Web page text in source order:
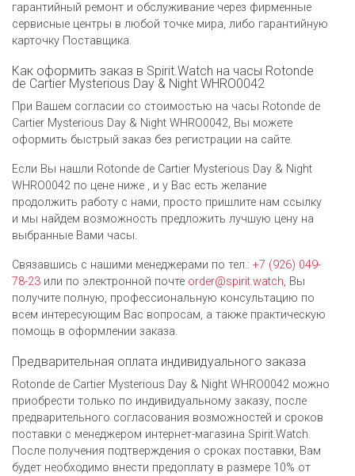
гарантийный ремонт и обслуживание через фирменные
сервисные центры в любой точке мира, либо гарантийную
карточку Поставщика.
Как оформить заказ в Spirit.Watch на часы Rotonde
de Cartier Mysterious Day & Night WHRO0042
При Вашем согласии со стоимостью на часы Rotonde de
Cartier Mysterious Day & Night WHRO0042, Вы можете
оформить быстрый заказ без регистрации на сайте.
Если Вы нашли Rotonde de Cartier Mysterious Day & Night
WHRO0042 по цене ниже , и у Вас есть желание
продолжить работу с нами, просто пришлите нам ссылку
и мы найдем возможность предложить лучшую цену на
выбранные Вами часы.
Связавшись с нашими менеджерами по тел.: +7 (926) 049-
78-23 или по электронной почте order@spirit.watch, Вы
получите полную, профессиональную консультацию по
всем интересующим Вас вопросам, а также практическую
помощь в оформлении заказа.
Предварительная оплата индивидуального заказа
Rotonde de Cartier Mysterious Day & Night WHRO0042 можно
приобрести только по индивидуальному заказу, после
предварительного согласования возможностей и сроков
поставки с менеджером интернет-магазина Spirit.Watch.
После получения подтверждения о сроках поставки, Вам
будет необходимо внести предоплату в размере 10% от